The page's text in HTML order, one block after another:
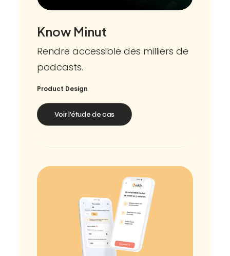
Know Minut
Rendre accessible des milliers de
podcasts.
Product Design
Voir l'étude de cas